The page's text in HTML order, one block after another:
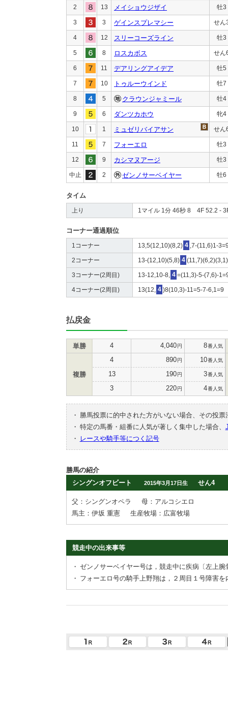
2 13 メイショウジザイ 牡3
3 3 ゲインスプレマシー せん
4 12 スリーコーズライン 牡3
5 8 ロスカボス せん
6 11 デアリングアイデア 牡5
7 10 トゥルーウインド 牡7
8 5 クラウンジャミール 牡4
9 6 ダンツカホウ 牝4
10 1 ミュゼリバイアサン せん
11 7 フォーエロ 牡3
12 9 カシマヌアージ 牡3
中止 2 ゼンノサーベイヤー 牡6
タイム
上り 1マイル 1分 46秒 8 4F 52.2 -
コーナー通過順位
1コーナー 13,5(12,10)(8,2) 4 ,7-(11,6)1-
2コーナー 13-(12,10)(5,8) 4
3コーナー(2周目) 13-12,10-8, 4 =(11,3)-5-(7,6)-
4コーナー(2周目) 13(12, 4 )8(10,3)-11=5-7-6,1=9
払戻金
単勝 4 4,040円 8番人気
複勝
4 890円 10番人気
13 190円 3番人気
3 220円 4番人気
・
勝馬投票に的中された方がいない場合、その投
・ 特定の馬番・組番に人気が著しく集中した場合、
・
レースや騎手等につく記号
勝馬の紹介
シングンオフビート
2015年3月17日生 せん4
父：シングンオペラ
母：アルコシエロ
馬主：伊坂 重憲
生産牧場：広富牧場
競走中の出来事等
・ ゼンノサーベイヤー号は，競走中に疾病〔左上
・ フォーエロ号の騎手上野翔は，２周目１号障害